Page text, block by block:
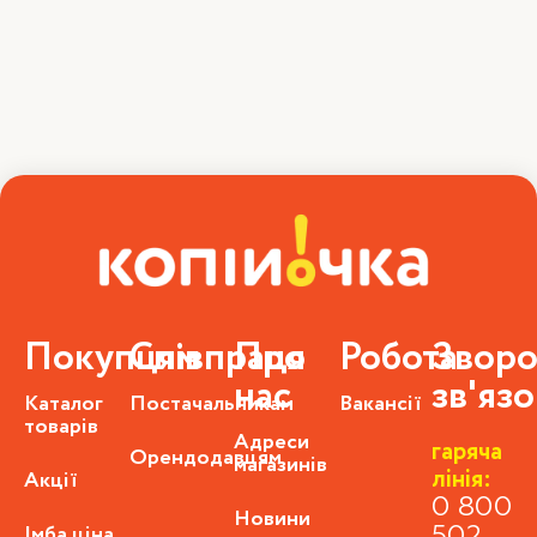
Покупцям
Каталог
товарів
Акції
Співпраця
Постачальникам
Орендодавцям
Про
нас
Адреси
магазинів
Новини
Робота
Вакансії
гаряча
лінія:
0 800